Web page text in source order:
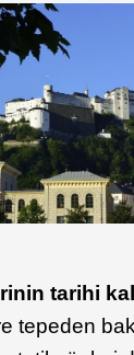
tarihi
tepeden